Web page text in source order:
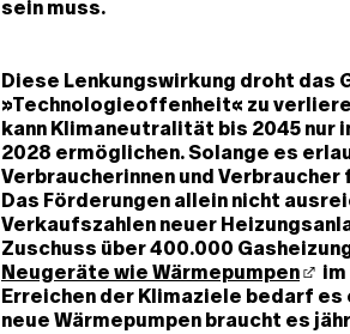
sein muss.
Diese Lenkungswirkung droht das
»Technologieoffenheit« zu
kann Klimaneutralität bis 2045 nur
2028 ermöglichen. Solange es
Verbraucherinnen und
Das Förderungen allein nicht
Verkaufszahlen neuer
Zuschuss über 400.000
Neugeräte wie Wärmepumpen
Erreichen der Klimaziele bedarf
neue Wärmepumpen braucht es